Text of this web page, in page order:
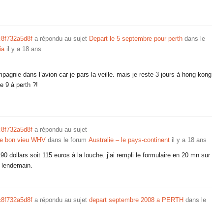
a répondu au sujet Depart le 5 septembre pour perth dans le
il y a 18 ans
dans l’avion car je pars la veille. mais je reste 3 jours à hong kong
9 à perth ?!
a répondu au sujet
bon vieu WHV dans le forum Australie – le pays-continent il y a 18 ans
dollars soit 115 euros à la louche. j’ai rempli le formulaire en 20 mn sur
a répondu au sujet depart septembre 2008 a PERTH dans le